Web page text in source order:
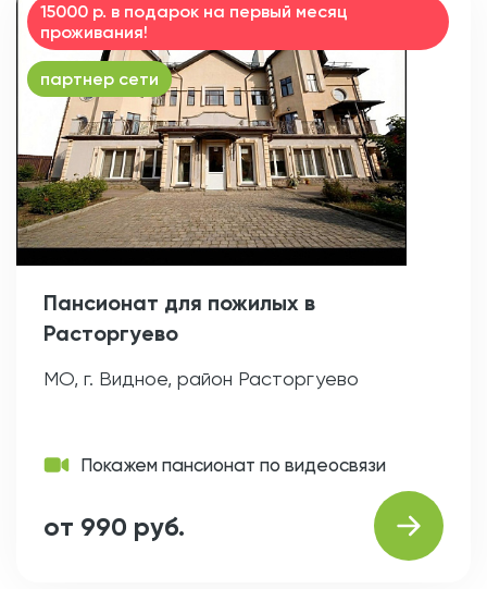
15000 р. в подарок на первый месяц
проживания!
партнер сети
Пансионат для пожилых в
Расторгуево
МО, г. Видное, район Расторгуево
Покажем пансионат по видеосвязи
от 990 руб.